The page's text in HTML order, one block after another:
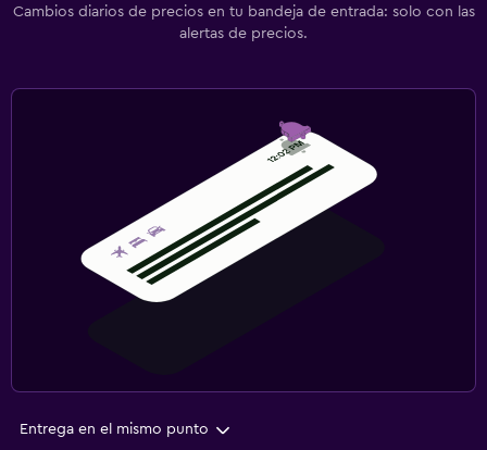
Cambios diarios de precios en tu bandeja de entrada: solo con las
alertas de precios.
Entrega en el mismo punto